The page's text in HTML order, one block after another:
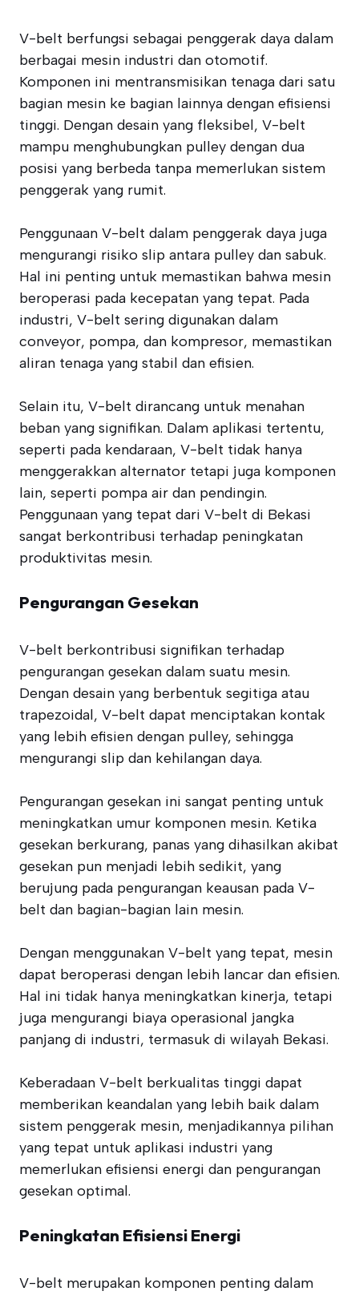
V-belt berfungsi sebagai penggerak daya dalam
berbagai mesin industri dan otomotif.
Komponen ini mentransmisikan tenaga dari satu
bagian mesin ke bagian lainnya dengan efisiensi
tinggi. Dengan desain yang fleksibel, V-belt
mampu menghubungkan pulley dengan dua
posisi yang berbeda tanpa memerlukan sistem
penggerak yang rumit.
Penggunaan V-belt dalam penggerak daya juga
mengurangi risiko slip antara pulley dan sabuk.
Hal ini penting untuk memastikan bahwa mesin
beroperasi pada kecepatan yang tepat. Pada
industri, V-belt sering digunakan dalam
conveyor, pompa, dan kompresor, memastikan
aliran tenaga yang stabil dan efisien.
Selain itu, V-belt dirancang untuk menahan
beban yang signifikan. Dalam aplikasi tertentu,
seperti pada kendaraan, V-belt tidak hanya
menggerakkan alternator tetapi juga komponen
lain, seperti pompa air dan pendingin.
Penggunaan yang tepat dari V-belt di Bekasi
sangat berkontribusi terhadap peningkatan
produktivitas mesin.
Pengurangan Gesekan
V-belt berkontribusi signifikan terhadap
pengurangan gesekan dalam suatu mesin.
Dengan desain yang berbentuk segitiga atau
trapezoidal, V-belt dapat menciptakan kontak
yang lebih efisien dengan pulley, sehingga
mengurangi slip dan kehilangan daya.
Pengurangan gesekan ini sangat penting untuk
meningkatkan umur komponen mesin. Ketika
gesekan berkurang, panas yang dihasilkan akibat
gesekan pun menjadi lebih sedikit, yang
berujung pada pengurangan keausan pada V-
belt dan bagian-bagian lain mesin.
Dengan menggunakan V-belt yang tepat, mesin
dapat beroperasi dengan lebih lancar dan efisien.
Hal ini tidak hanya meningkatkan kinerja, tetapi
juga mengurangi biaya operasional jangka
panjang di industri, termasuk di wilayah Bekasi.
Keberadaan V-belt berkualitas tinggi dapat
memberikan keandalan yang lebih baik dalam
sistem penggerak mesin, menjadikannya pilihan
yang tepat untuk aplikasi industri yang
memerlukan efisiensi energi dan pengurangan
gesekan optimal.
Peningkatan Efisiensi Energi
V-belt merupakan komponen penting dalam